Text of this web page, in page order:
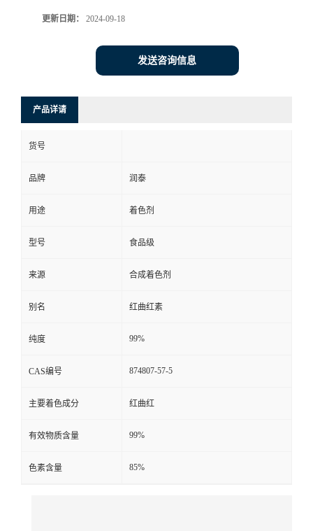
更新日期： 2024-09-18
发送咨询信息
产品详请
货号
品牌 润泰
用途 着色剂
型号 食品级
来源 合成着色剂
别名 红曲红素
纯度 99%
CAS编号 874807-57-5
主要着色成分 红曲红
有效物质含量 99%
色素含量 85%